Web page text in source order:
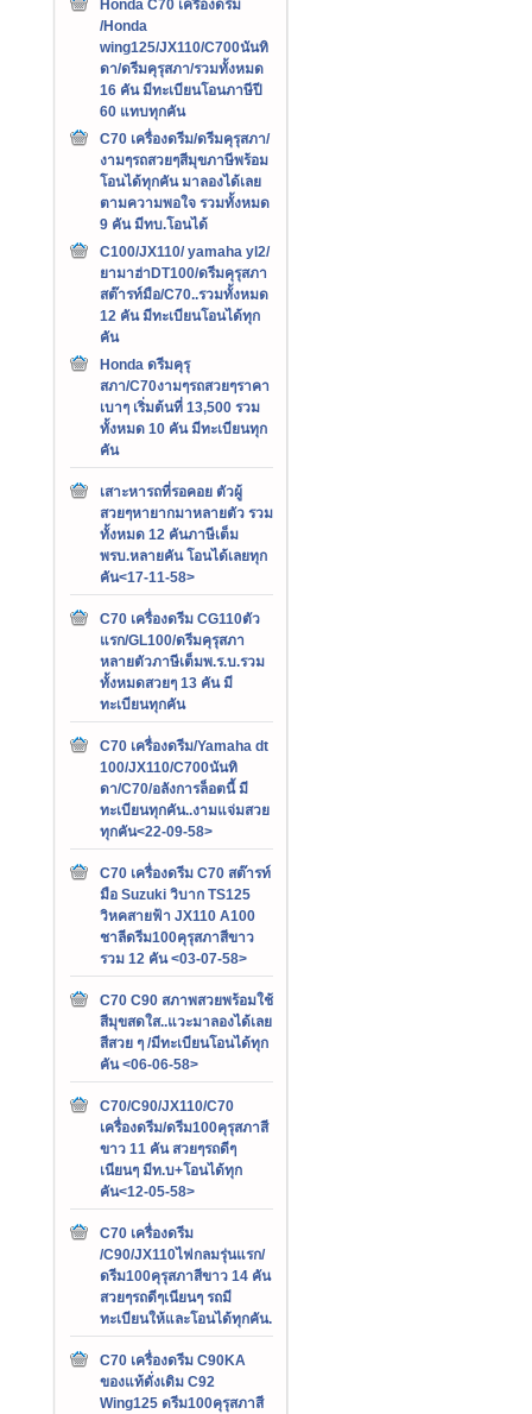
Honda C70 เครืองดรีม
/Honda
wing125/JX110/C700นันทิ
ดา/ดรีมคุรุสภา/รวมทั้งหมด
16 คัน มีทะเบียนโอนภาษีปี
60 แทบทุกคัน
C70 เครื่องดรีม/ดรีมคุรุสภา/
งามๆรถสวยๆสีมุขภาษีพร้อม
โอนได้ทุกคัน มาลองได้เลย
ตามความพอใจ รวมทั้งหมด
9 คัน มีทบ.โอนได้
C100/JX110/ yamaha yl2/
ยามาฮ่าDT100/ดรีมคุรุสภา
สต๊ารท์มือ/C70..รวมทั้งหมด
12 คัน มีทะเบียนโอนได้ทุก
คัน
Honda ดรีมคุรุ
สภา/C70งามๆรถสวยๆราคา
เบาๆ เริ่มต้นที่ 13,500 รวม
ทั้งหมด 10 คัน มีทะเบียนทุก
คัน
เสาะหารถที่รอคอย ตัวผู้
สวยๆหายากมาหลายตัว รวม
ทั้งหมด 12 คันภาษีเต็ม
พรบ.หลายคัน โอนได้เลยทุก
คัน<17-11-58>
C70 เครื่องดรีม CG110ตัว
แรก/GL100/ดรีมคุรุสภา
หลายตัวภาษีเต็มพ.ร.บ.รวม
ทั้งหมดสวยๆ 13 คัน มี
ทะเบียนทุกคัน
C70 เครื่องดรีม/Yamaha dt
100/JX110/C700นันทิ
ดา/C70/อลังการล็อตนี้ มี
ทะเบียนทุกคัน..งามแจ่มสวย
ทุกคัน<22-09-58>
C70 เครื่องดรีม C70 สต๊ารท์
มือ Suzuki วิบาก TS125
วิหคสายฟ้า JX110 A100
ชาลีดรีม100คุรุสภาสีขาว
รวม 12 คัน <03-07-58>
C70 C90 สภาพสวยพร้อมใช้
สีมุขสดใส..แวะมาลองได้เลย
สีสวย ๆ /มีทะเบียนโอนได้ทุก
คัน <06-06-58>
C70/C90/JX110/C70
เครื่องดรีม/ดรีม100คุรุสภาสี
ขาว 11 คัน สวยๆรถดีๆ
เนียนๆ มีท.บ+โอนได้ทุก
คัน<12-05-58>
C70 เครื่องดรีม
/C90/JX110ไฟกลมรุ่นแรก/
ดรีม100คุรุสภาสีขาว 14 คัน
สวยๆรถดีๆเนียนๆ รถมี
ทะเบียนให้และโอนได้ทุกคัน.
C70 เครื่องดรีม C90KA
ของแท้ดั่งเดิม C92
Wing125 ดรีม100คุรุสภาสี